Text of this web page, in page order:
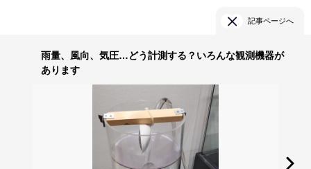
記事ページへ
雨量、風向、気圧…どう計測する？いろんな観測機器が
あります